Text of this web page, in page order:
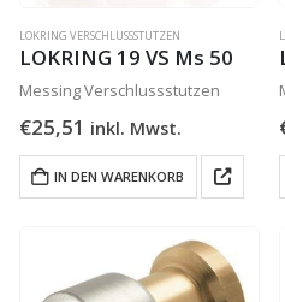
LOKRING VERSCHLUSSSTUTZEN
LOKRING 19 VS Ms 50
Messing Verschlussstutzen
€25,51 inkl. Mwst.
IN DEN WARENKORB